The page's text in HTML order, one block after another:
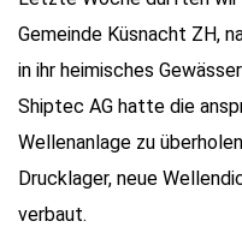
Gemeinde Küsnacht ZH,
in ihr heimisches
Shiptec AG hatte die
Wellenanlage zu
Drucklager, neue
verbaut.